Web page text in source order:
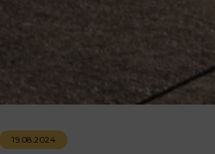
19.08.2024